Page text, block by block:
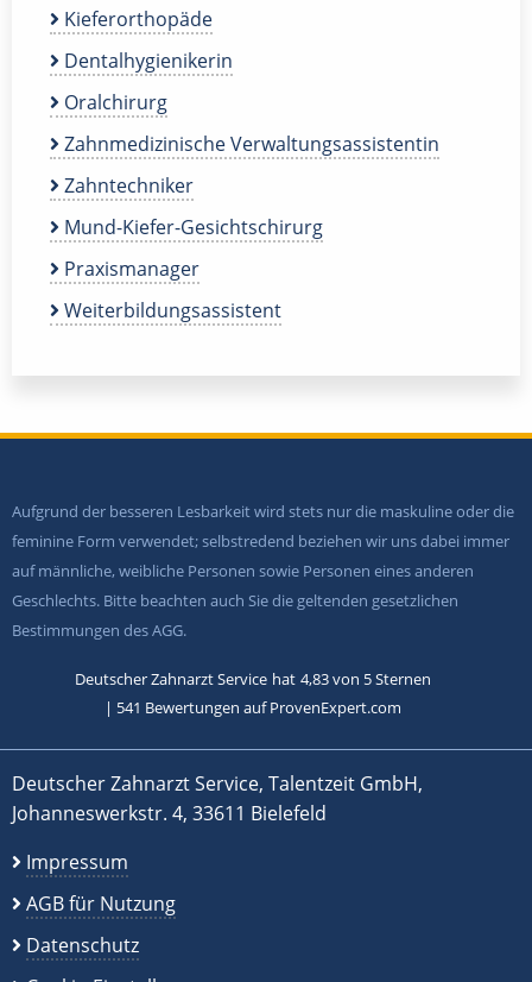
Kieferorthopäde
Dentalhygienikerin
Oralchirurg
Zahnmedizinische Verwaltungsassistentin
Zahntechniker
Mund-Kiefer-Gesichtschirurg
Praxismanager
Weiterbildungsassistent
Aufgrund der besseren Lesbarkeit wird stets nur die maskuline oder die
feminine Form verwendet; selbstredend beziehen wir uns dabei immer
auf männliche, weibliche Personen sowie Personen eines anderen
Geschlechts. Bitte beachten auch Sie die geltenden gesetzlichen
Bestimmungen des AGG.
Deutscher Zahnarzt Service hat 4,83von 5Sternen
| 541 Bewertungen auf ProvenExpert.com
Deutscher Zahnarzt Service, Talentzeit GmbH,
Johanneswerkstr. 4, 33611 Bielefeld
Impressum
AGB für Nutzung
Datenschutz